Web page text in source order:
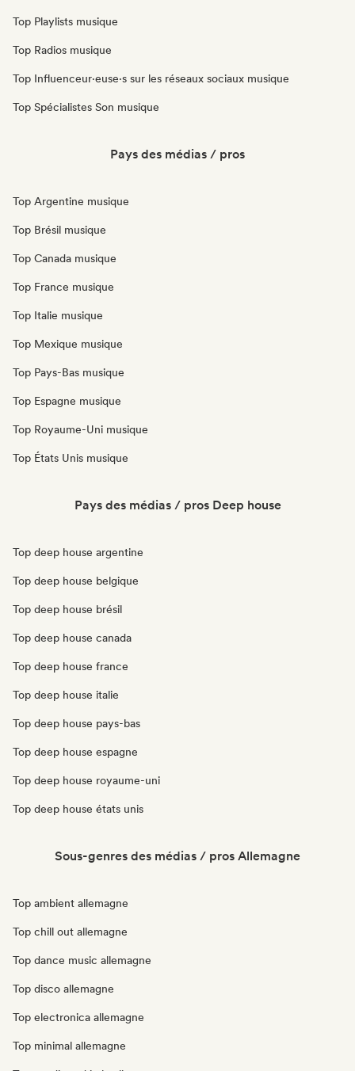
Top Playlists musique
Top Radios musique
Top Influenceur·euse·s sur les réseaux sociaux musique
Top Spécialistes Son musique
Pays des médias / pros
Top Argentine musique
Top Brésil musique
Top Canada musique
Top France musique
Top Italie musique
Top Mexique musique
Top Pays-Bas musique
Top Espagne musique
Top Royaume-Uni musique
Top États Unis musique
Pays des médias / pros Deep house
Top deep house argentine
Top deep house belgique
Top deep house brésil
Top deep house canada
Top deep house france
Top deep house italie
Top deep house pays-bas
Top deep house espagne
Top deep house royaume-uni
Top deep house états unis
Sous-genres des médias / pros Allemagne
Top ambient allemagne
Top chill out allemagne
Top dance music allemagne
Top disco allemagne
Top electronica allemagne
Top minimal allemagne